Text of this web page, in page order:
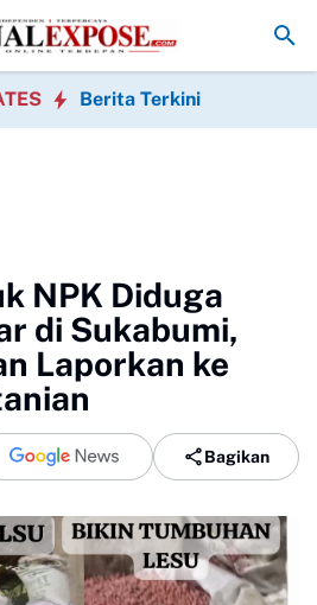
Disabilitas dan Setujui Perubahan
Berita Terkini
NPK Diduga
di Sukabumi,
Laporkan ke
Bagikan